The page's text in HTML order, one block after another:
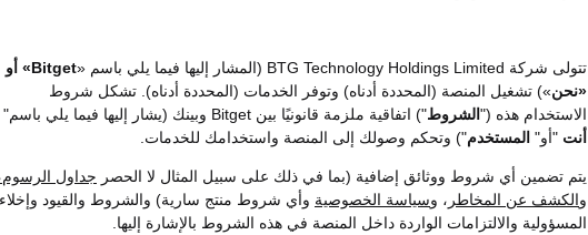
تتولى شركة BTG Technology Holdings Limited (المشار إليها فيما يلي باسم «
Bitget» أو
«نحن») تشغيل المنصة (المحددة أدناه) وتوفر الخدمات (المحددة أدناه). تشكل شروط
الاستخدام هذه (" الشروط") اتفاقية ملزمة قانونيًا بين Bitget وبينك (يشار إليها فيما يلي باسم"
أنت "أو" المستخدم") وتحكم وصولك إلى المنصة واستخدامك للخدمات.
يتم تضمين أي شروط ووثائق إضافية (بما في ذلك على سبيل المثال لا الحصر جداول الرسوم
والكشف عن المخاطر ، وسياسة الخصوصية وأي شروط منتج سارية) والشروط والقيود وإخلاء
المسؤولية والالتزامات الواردة داخل المنصة في هذه الشروط بالإشارة إليها.